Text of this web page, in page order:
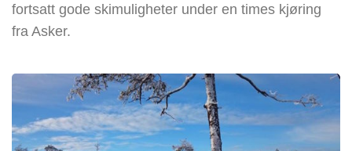
fortsatt gode skimuligheter under en times kjøring
fra Asker.